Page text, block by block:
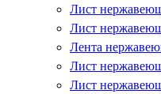
Лист
Лист
Лента
Лист
Лист